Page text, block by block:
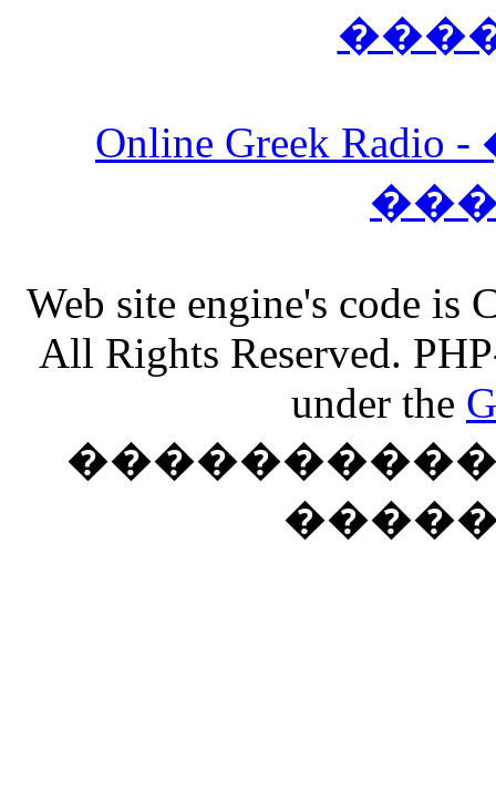
Online Greek
Web site engine's code
All Rights Reserved.
under the
����������